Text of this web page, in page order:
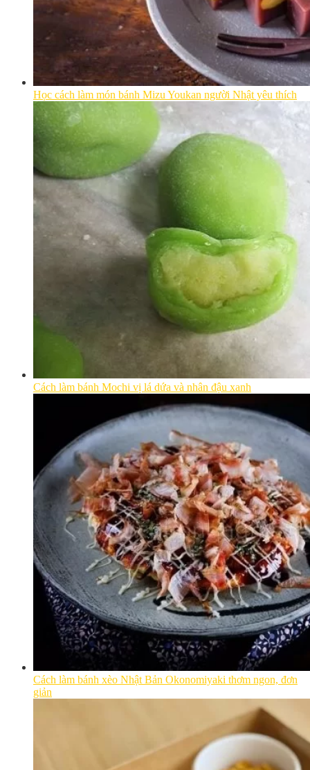
Học cách làm món bánh Mizu Youkan người Nhật yêu thích
Cách làm bánh Mochi vị lá dứa và nhân đậu xanh
Cách làm bánh xèo Nhật Bản Okonomiyaki thơm ngon, đơn
giản